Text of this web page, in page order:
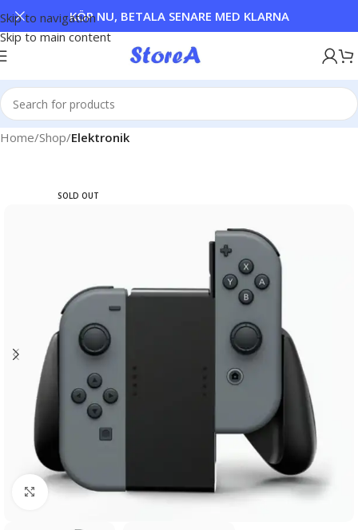
Skip to navigation
Skip to main content
KÖP NU, BETALA SENARE MED KLARNA
Home Shop Elektronik
SOLD OUT
Click to enlarge